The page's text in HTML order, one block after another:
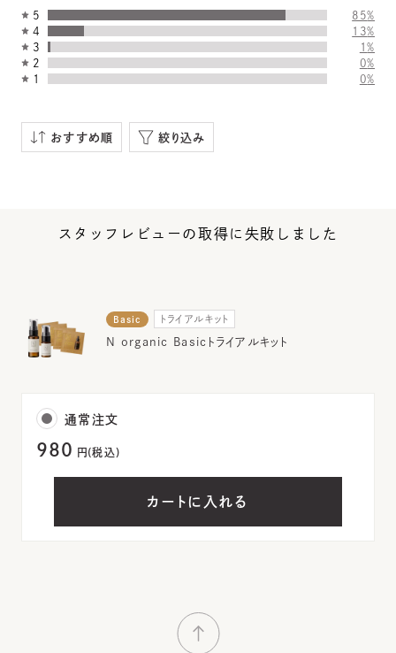
5 85%
4
13%
3
1%
2
0%
1
0%
おすすめ順 絞り込み
スタッフレビューの取得に失敗しました
Basic トライアルキット
N organic Basicトライアルキット
通常注文
980 円(税込)
カートに入れる